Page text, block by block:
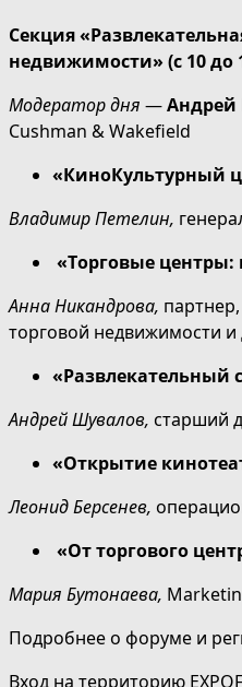
Секция
недвижимости» (с 10 до
Модератор дня —Андрей
Cushman & Wakefield
«КиноКультурный
Владимир Петелин,
«Торговые
Анна Никандрова,
торговой недвижимости
«Развлекательный
Андрей Шувалов, старший
«Открытие
Леонид Берсенев,
«От торгового
Мария Бутонаева,
Подробнее о форуме и
Вход на территорию